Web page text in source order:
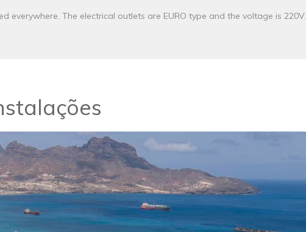
everywhere. The electrical outlets are EURO type and the voltage is 220V.